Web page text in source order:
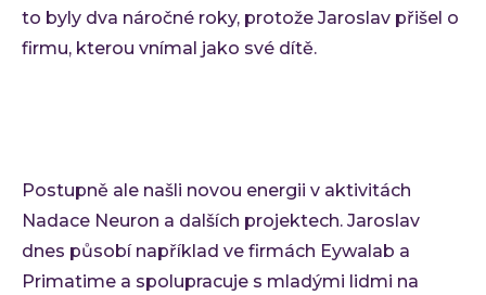
to byly dva náročné roky, protože Jaroslav přišel o
firmu, kterou vnímal jako své dítě.
Postupně ale našli novou energii v aktivitách
Nadace Neuron a dalších projektech. Jaroslav
dnes působí například ve firmách Eywalab a
Primatime a spolupracuje s mladými lidmi na